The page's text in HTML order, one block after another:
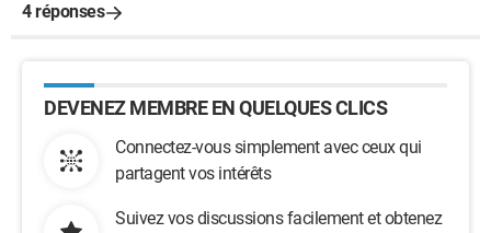
4 réponses
DEVENEZ MEMBRE EN QUELQUES CLICS
Connectez-vous simplement avec ceux qui
partagent vos intérêts
Suivez vos discussions facilement et obtenez